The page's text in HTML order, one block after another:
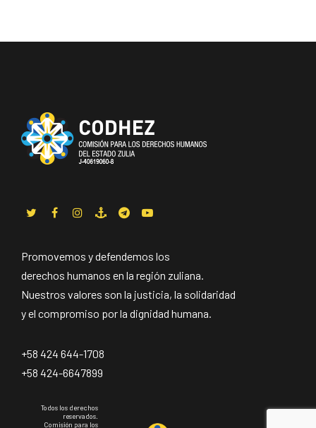
Promovemos y defendemos los
derechos humanos en la región zuliana.
Nuestros valores son la justicia, la solidaridad
y el compromiso por la dignidad humana.
+58 424 644-1708
+58 424-6647899
Todos los derechos
reservados.
Comisión para los